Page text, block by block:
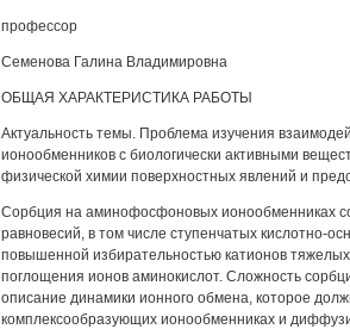
профессор
Семенова Галина Владимировна
ОБЩАЯ ХАРАКТЕРИСТИКА РАБОТЫ
Актуальность темы. Проблема изучения
ионообменников с биологически активными
физической химии поверхностных явлений и
Сорбция на аминофосфоновых ионообменниках
равновесий, в том числе ступенчатых кислотно-
повышенной избирательностью катионов
поглощения ионов аминокислот. Сложность
описание динамики ионного обмена, которое
комплексообразующих ионообменниках и